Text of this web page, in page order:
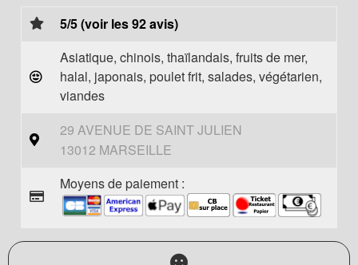
5/5 (voir les 92 avis)
Asiatique, chinois, thaïlandais, fruits de mer,
halal, japonais, poulet frit, salades, végétarien,
viandes
29 AVENUE DE SAINT JULIEN
13012 MARSEILLE
Moyens de paiement :